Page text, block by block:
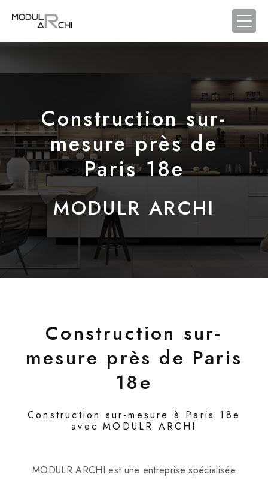
Construction sur-
mesure près de
Paris 18e
MODULR ARCHI
Construction sur-
mesure près de Paris
18e
Construction sur-mesure à Paris 18e
avec MODULR ARCHI
MODULR ARCHI est une entreprise spécialisée